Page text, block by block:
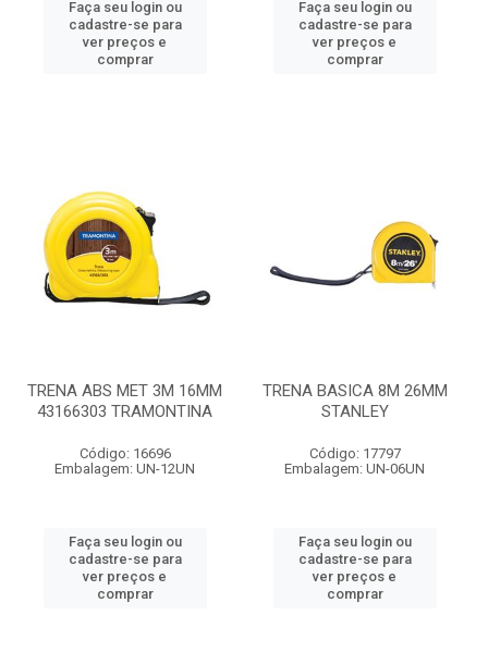
Faça seu login ou
cadastre-se para
ver preços e
comprar
Faça seu login ou
cadastre-se para
ver preços e
comprar
TRENA ABS MET 3M 16MM
43166303 TRAMONTINA
Código: 16696
Embalagem: UN-12UN
Faça seu login ou
cadastre-se para
ver preços e
comprar
TRENA BASICA 8M 26MM
STANLEY
Código: 17797
Embalagem: UN-06UN
Faça seu login ou
cadastre-se para
ver preços e
comprar